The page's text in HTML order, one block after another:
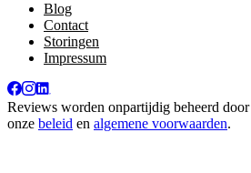
Blog
Contact
Storingen
Impressum
Reviews worden onpartijdig beheerd door
onze beleid en algemene voorwaarden.